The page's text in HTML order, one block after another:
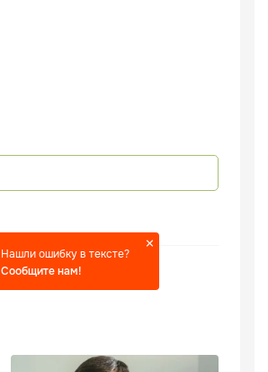
Нашли ошибку в тексте?
Сообщите нам!